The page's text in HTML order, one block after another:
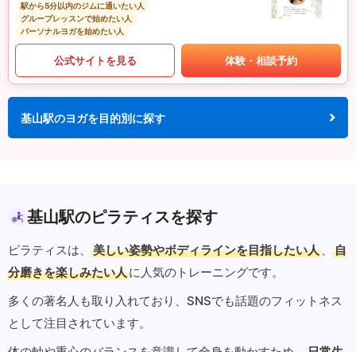
駅から5分以内のジムに通いたい人
グループレッスンで始めたい人
パーソナルヨガを始めたい人
公式サイトを見る 体験・相談予約
基山駅のヨガを目的別に探す
基山駅のピラティスを探す
ピラティスは、 美しい姿勢やボディラインを目指したい人 、
自
分磨きを楽しみたい人に人気のトレーニングです。
多くの著名人も取り入れており、SNSでも話題のフィットネス
として注目されています。